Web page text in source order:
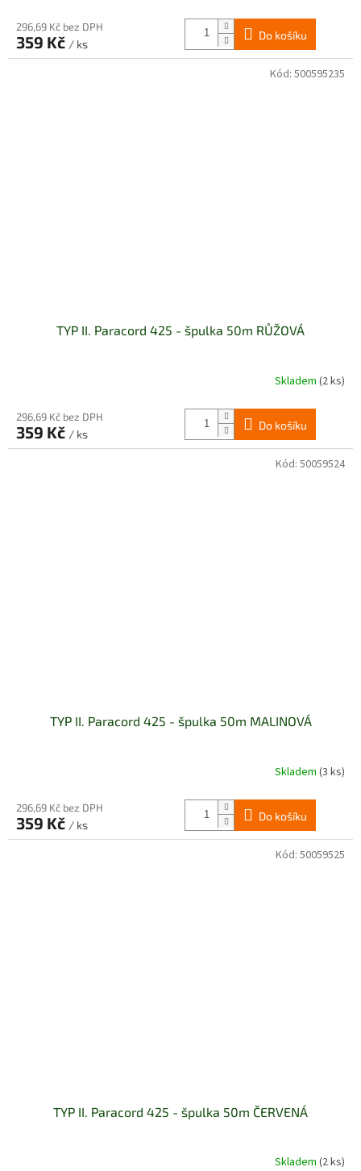
296,69 Kč bez DPH
359 Kč / ks
Do košíku
TYP II. Paracord 425 - špulka 50m RŮŽOVÁ
Skladem (2 ks)
296,69 Kč bez DPH
359 Kč / ks
Do košíku
Kód: 500595235
TYP II. Paracord 425 - špulka 50m MALINOVÁ
Skladem (3 ks)
296,69 Kč bez DPH
359 Kč / ks
Do košíku
Kód: 50059524
TYP II. Paracord 425 - špulka 50m ČERVENÁ
Skladem (2 ks)
Kód: 50059525